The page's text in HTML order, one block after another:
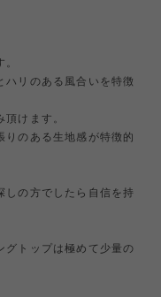
ハリのある風合いを特徴
けます。
りのある生地感が特徴的
しの方でしたら自信を持
グトップは極めて少量の